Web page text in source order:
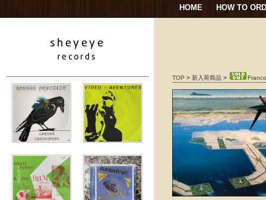
HOME HOW TO
TOP > 新入荷商品 >